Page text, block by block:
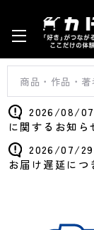
2026/08/
に関するお知ら
2026/07/
お届け遅延につ